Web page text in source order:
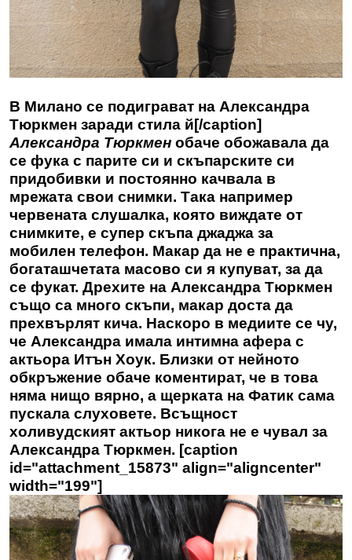
В Милано се подиграват на Александра
Тюркмен заради стила й[/caption]
Александра Тюркмен обаче обожавала да
се фука с парите си и скъпарските си
придобивки и постоянно качвала в
мрежата свои снимки. Така например
червената слушалка, която виждате от
снимките, е супер скъпа джаджа за
мобилен телефон. Макар да не е практична,
богаташчетата масово си я купуват, за да
се фукат. Дрехите на Александра Тюркмен
също са много скъпи, макар доста да
прехвърлят кича. Наскоро в медиите се чу,
че Александра имала интимна афера с
актьора Итън Хоук. Близки от нейното
обкръжение обаче коментират, че в това
няма нищо вярно, а щерката на Фатик сама
пускала слуховете. Всъщност
холивудският актьор никога не е чувал за
Александра Тюркмен. [caption
id="attachment_15873" align="aligncenter"
width="199"]